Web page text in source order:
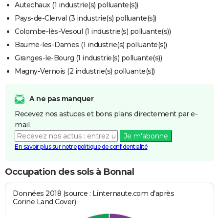
Bricolage
Lifestyle
Culture
Sport
Auto
Television
Voyage
Cinema
Autechaux (1 industrie(s) polluante(s))
Pays-de-Clerval (3 industrie(s) polluante(s))
Colombe-lès-Vesoul (1 industrie(s) polluante(s))
Baume-les-Dames (1 industrie(s) polluante(s))
Granges-le-Bourg (1 industrie(s) polluante(s))
Magny-Vernois (2 industrie(s) polluante(s))
A ne pas manquer
Recevez nos astuces et bons plans directement par e-
mail.
Je m'abonne
En savoir plus sur notre politique de confidentialité
Occupation des sols à Bonnal
Données 2018 (source : Linternaute.com d'après
Corine Land Cover)